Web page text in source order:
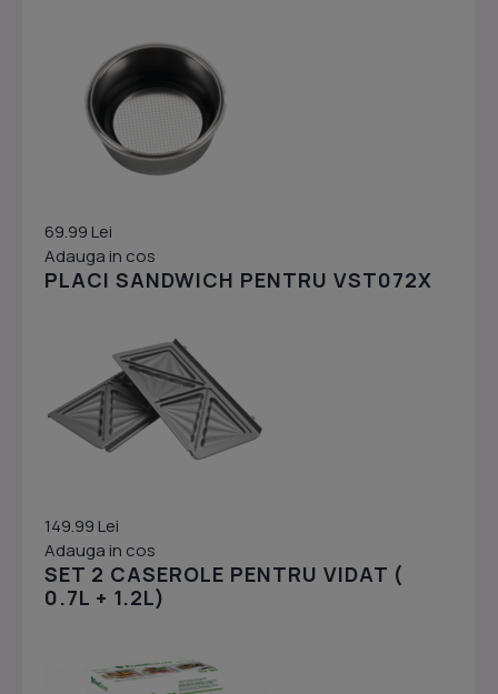
69.99 Lei
Adauga in cos
PLACI SANDWICH PENTRU VST072X
149.99 Lei
Adauga in cos
SET 2 CASEROLE PENTRU VIDAT (
0.7L + 1.2L)